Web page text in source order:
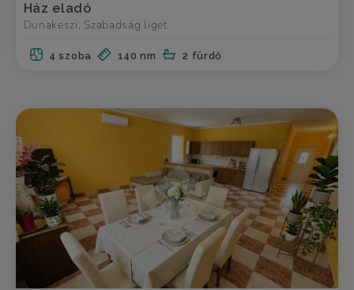
Ház eladó
Dunakeszi, Szabadság liget
4 szoba 140 nm 2 fürdő